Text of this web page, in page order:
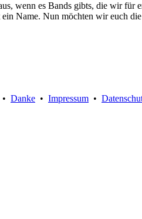
wenn es Bands gibts, die wir für
Name. Nun möchten wir euch
• Danke • Impressum •